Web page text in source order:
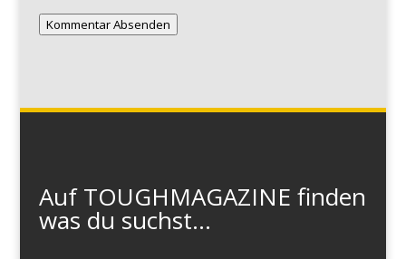
Kommentar Absenden
Auf TOUGHMAGAZINE finden
was du suchst...